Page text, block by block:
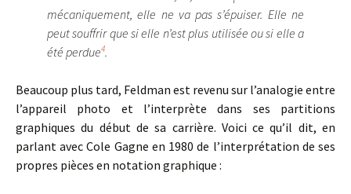
mécaniquement, elle ne va pas s’épuiser. Elle ne
peut souffrir que si elle n’est plus utilisée ou si elle a
été perdue4.
Beaucoup plus tard, Feldman est revenu sur l’analogie entre
l’appareil photo et l’interprète dans ses partitions
graphiques du début de sa carrière. Voici ce qu’il dit, en
parlant avec Cole Gagne en 1980 de l’interprétation de ses
propres pièces en notation graphique :